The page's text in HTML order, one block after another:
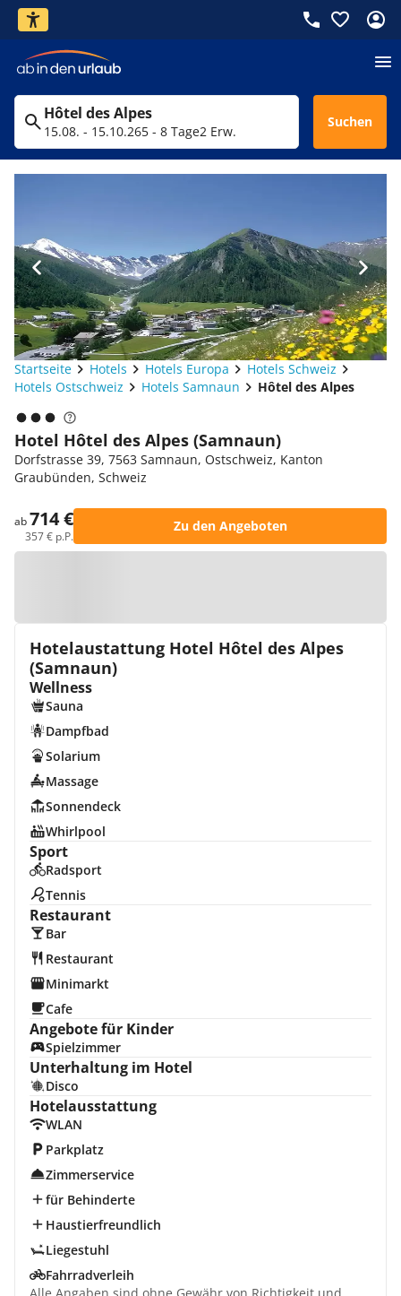
Hôtel des Alpes
15.08. - 15.10.265 - 8 Tage2 Erw.
Suchen
Startseite Hotels Hotels Europa
Hotels Schweiz
Hotels Ostschweiz
Hotels Samnaun Hôtel des Alpes
Hotel Hôtel des Alpes (Samnaun)
Dorfstrasse 39, 7563 Samnaun, Ostschweiz, Kanton
Graubünden, Schweiz
ab714 €
357 € p.P.
Zu den Angeboten
Hotelaustattung Hotel Hôtel des Alpes
(Samnaun)
Wellness
Sauna
Dampfbad
Solarium
Massage
Sonnendeck
Whirlpool
Sport
Radsport
Tennis
Restaurant
Bar
Restaurant
Minimarkt
Cafe
Angebote für Kinder
Spielzimmer
Unterhaltung im Hotel
Disco
Hotelausstattung
WLAN
Parkplatz
Zimmerservice
für Behinderte
Haustierfreundlich
Liegestuhl
Fahrradverleih